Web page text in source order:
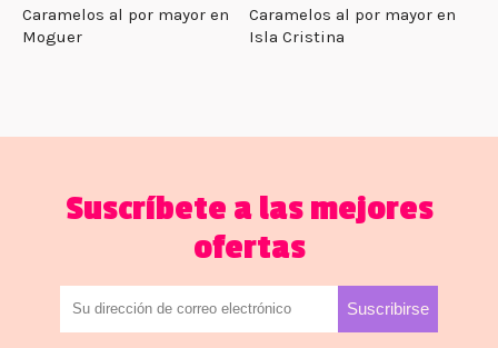
Caramelos al por mayor en
Moguer
Caramelos al por mayor en
Isla Cristina
Suscríbete a las mejores
ofertas